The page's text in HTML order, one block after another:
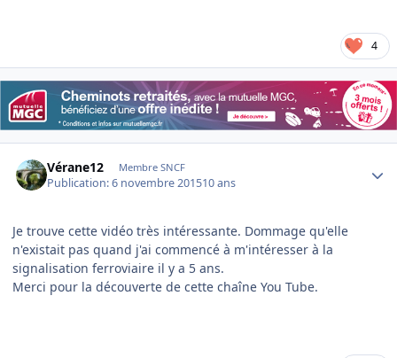
4
Vérane12 Membre SNCF
Publication:6 novembre 201510 ans
Je trouve cette vidéo très intéressante. Dommage qu'elle
n'existait pas quand j'ai commencé à m'intéresser à la
signalisation ferroviaire il y a 5 ans.
Merci pour la découverte de cette chaîne You Tube.